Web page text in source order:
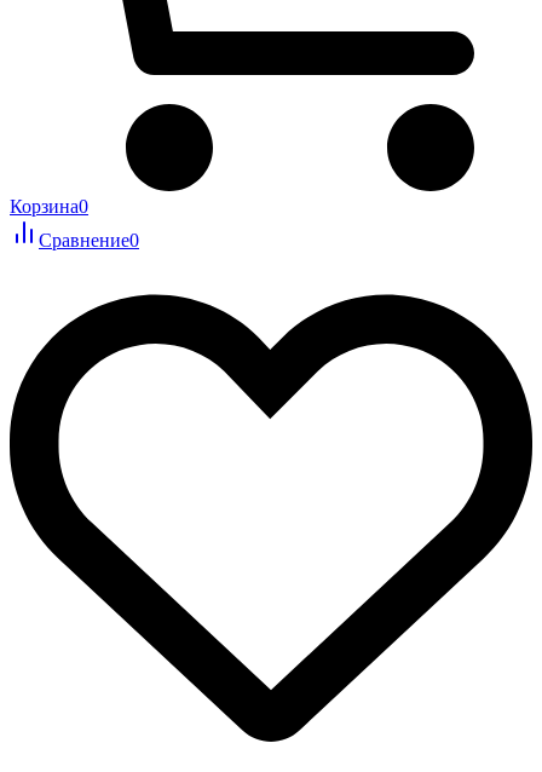
Корзина0
Сравнение0